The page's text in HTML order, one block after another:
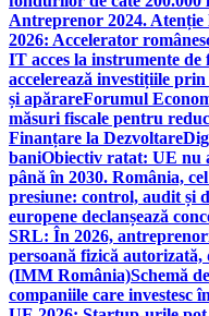
Antreprenor 2024.
2026: Accelerator
IT acces la instrumente
accelerează investițiile
și apărareForumul
măsuri fiscale pentru
Finanțare la Dezvoltare
baniObiectiv ratat: UE nu
până în 2030. România,
presiune: control, audit și
europene declanșează
SRL: În 2026,
persoană fizică
(IMM România)Schemă
companiile care investesc